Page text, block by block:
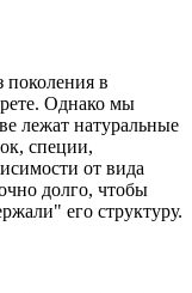
в
Однако мы
лежат натуральные
специи,
от вида
долго, чтобы
его структуру.